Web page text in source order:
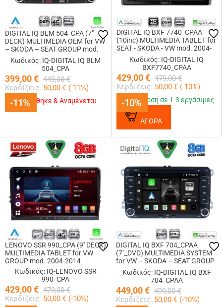
-11%
DIGITAL IQ BLM 504_CPA (7"
DECK) MULTIMEDIA OEM for VW
– SKODA – SEAT GROUP mod.
2004-2018
Κωδικός: IQ-DIGITAL IQ BLM
504_CPA
399,00€ 449,00 €
Κερδίζεις: 50,00 € (-11%)
-11%
Εξαντλήθηκε & Αναμένεται -10%
DIGITAL IQ BXF 7740_CPAA
(10inc) MULTIMEDIA TABLET for
SEAT - SKODA - VW mod. 2004-
2014Κωδικός: IQ-DIGITAL IQ
BXF7740_CPAA
429,00€ 479,00 €
Κερδίζεις: 50,00 € (-10%)
-10%
Παράδοση σε 1-3 εργάσιμες
ΑΓΟΡΑ
LENOVO SSR 990_CPA (9'' DECK)
MULTIMEDIA TABLET for VW
GROUP mod. 2004-2014
Κωδικός: IQ-LENOVO SSR
990_CPA
429,00€ 479,00 €
Κερδίζεις: 50,00 € (-10%)
DIGITAL IQ BXF 704_CPAA
(7"_DVD) MULTIMEDIA SYSTEM
for VW – SKODA – SEAT GROUP
mod. 2004-2018
Κωδικός: IQ-DIGITAL IQ BXF
704_CPAA
449,00€ 499,00 €
Κερδίζεις: 50,00 € (-10%)